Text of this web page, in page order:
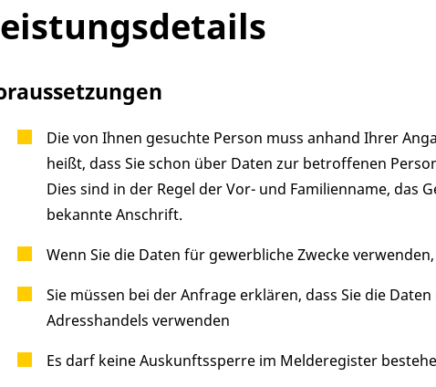
Die von Ihnen gesuchte Person muss anhand Ihrer
heißt, dass Sie schon über Daten zur betroffenen
Dies sind in der Regel der Vor- und Familienname, das
bekannte Anschrift.
Wenn Sie die Daten für gewerbliche Zwecke
Sie müssen bei der Anfrage erklären, dass Sie die
Adresshandels verwenden
Es darf keine Auskunftssperre im Melderegister